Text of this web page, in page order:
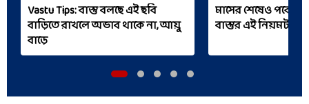
Vastu Tips: বাস্তু বলছে এই ছবি
বাড়িতে রাখলে অভাব থাকে না, আয়ু
বাড়ে
মাসের শেষেও পকেট
বাস্তুর এই নিয়মটা